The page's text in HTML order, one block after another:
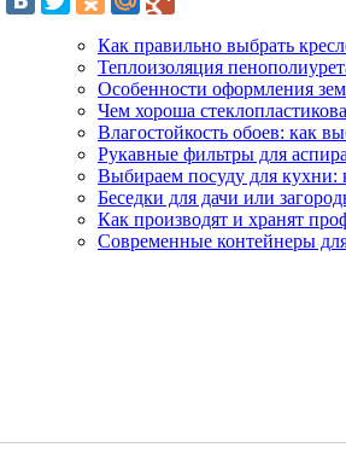
Как правильно выбрать
Теплоизоляция
Особенности оформления
Чем хороша
Влагостойкость обоев: как
Рукавные фильтры для
Выбираем посуду для кухни:
Беседки для дачи или
Как производят и хранят
Современные контейнеры